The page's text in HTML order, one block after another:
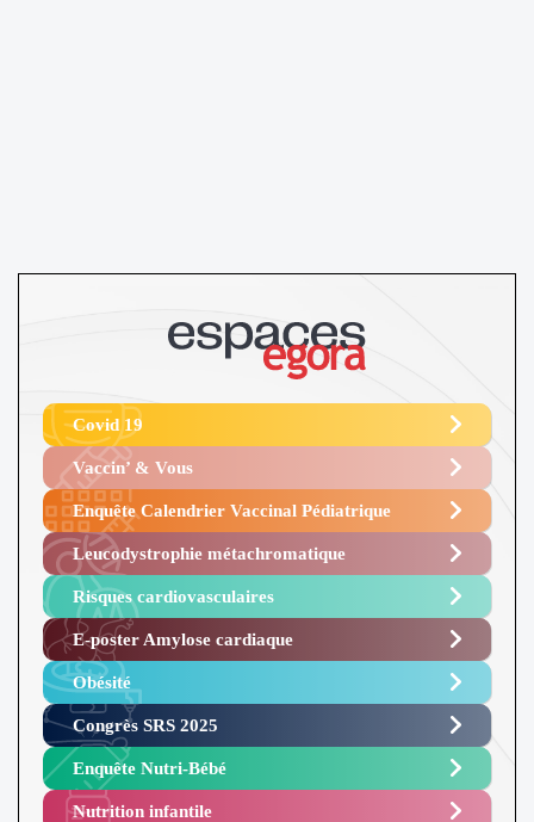
Covid 19
Vaccin’ & Vous
Enquête Calendrier Vaccinal Pédiatrique
Leucodystrophie métachromatique
Risques cardiovasculaires
E-poster Amylose cardiaque ​
Obésité ​
Congrès SRS 2025 ​
Enquête Nutri-Bébé ​
Nutrition infantile